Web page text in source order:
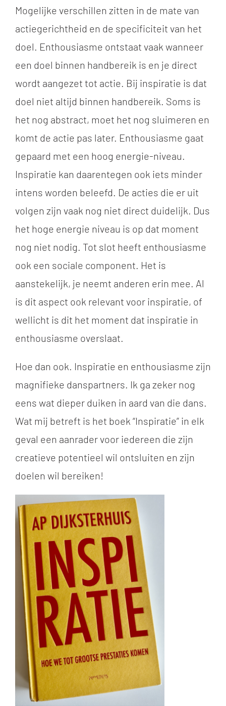
Mogelijke verschillen zitten in de mate van
actiegerichtheid en de specificiteit van het
doel. Enthousiasme ontstaat vaak wanneer
een doel binnen handbereik is en je direct
wordt aangezet tot actie. Bij inspiratie is dat
doel niet altijd binnen handbereik. Soms is
het nog abstract, moet het nog sluimeren en
komt de actie pas later. Enthousiasme gaat
gepaard met een hoog energie-niveau.
Inspiratie kan daarentegen ook iets minder
intens worden beleefd. De acties die er uit
volgen zijn vaak nog niet direct duidelijk. Dus
het hoge energie niveau is op dat moment
nog niet nodig. Tot slot heeft enthousiasme
ook een sociale component. Het is
aanstekelijk, je neemt anderen erin mee. Al
is dit aspect ook relevant voor inspiratie, of
wellicht is dit het moment dat inspiratie in
enthousiasme overslaat.
Hoe dan ook. Inspiratie en enthousiasme zijn
magnifieke danspartners. Ik ga zeker nog
eens wat dieper duiken in aard van die dans.
Wat mij betreft is het boek “Inspiratie” in elk
geval een aanrader voor iedereen die zijn
creatieve potentieel wil ontsluiten en zijn
doelen wil bereiken!